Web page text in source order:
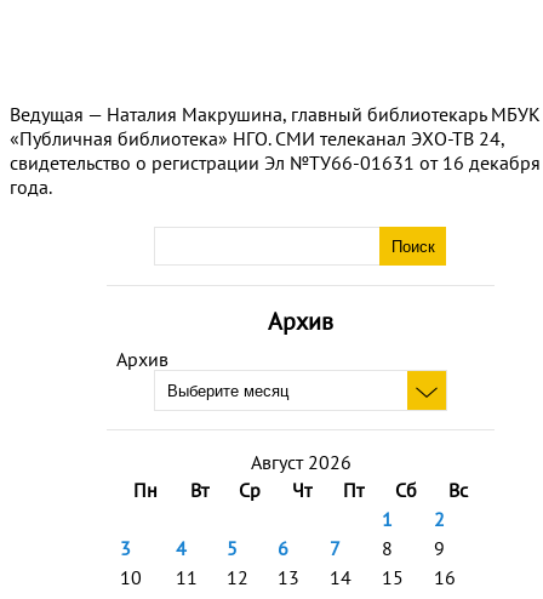
Архив
Архив
Август 2026
Пн
Вт Ср Чт Пт Сб
Вс
1
2
3
4 5 6 7 8
9
10
11 12 13 14 15
16
Ведущая — Наталия Макрушина, главный библиотекарь МБУК
«Публичная библиотека» НГО. СМИ телеканал ЭХО-ТВ 24,
свидетельство о регистрации Эл №ТУ66-01631 от 16
года.